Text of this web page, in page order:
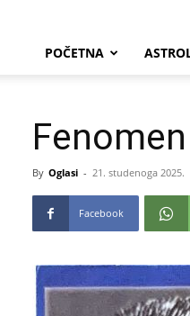
POČETNA
By Oglasi - 21. studenoga 2025.
Facebook